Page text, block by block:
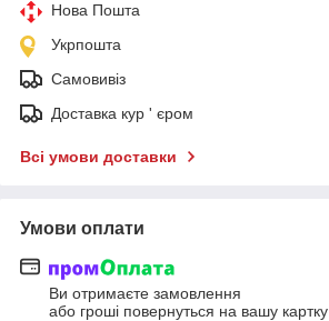
Нова Пошта
Укрпошта
Самовивіз
Доставка кур ' єром
Всі умови доставки
Умови оплати
Ви отримаєте замовлення
або гроші повернуться на вашу картку